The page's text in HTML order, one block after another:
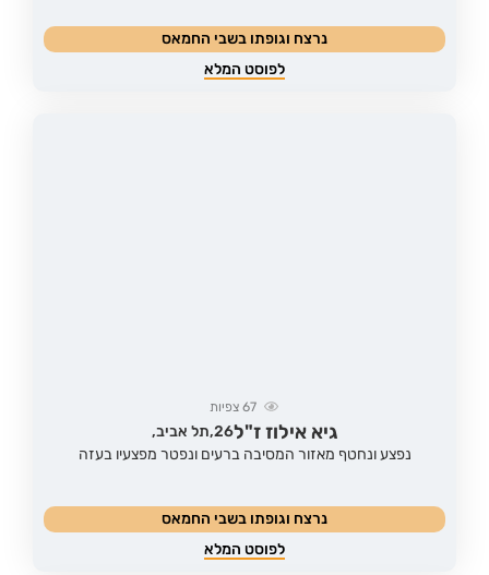
נרצח וגופתו בשבי החמאס
לפוסט המלא
67 צפיות
גיא אילוז ז"ל26, תל אביב,
נפצע ונחטף מאזור המסיבה ברעים ונפטר מפצעיו בעזה
נרצח וגופתו בשבי החמאס
לפוסט המלא